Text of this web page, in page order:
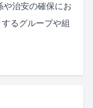
や治安の確保にお
るグループや組